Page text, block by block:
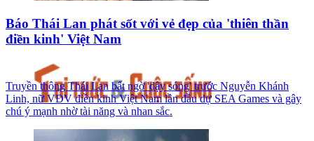
Báo Thái Lan phát sốt với vẻ đẹp của 'thiên thần
điền kinh' Việt Nam
Truyền thông Thái Lan bất ngờ 'dậy sóng' trước Nguyễn Khánh
Linh, nữ VĐV điền kinh Việt Nam lần đầu dự SEA Games và gây
chú ý mạnh nhờ tài năng và nhan sắc.